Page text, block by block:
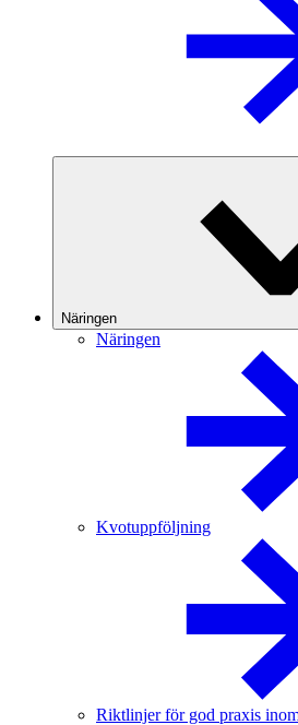
Näringen
Näringen
Kvotuppföljning
Riktlinjer för god praxis